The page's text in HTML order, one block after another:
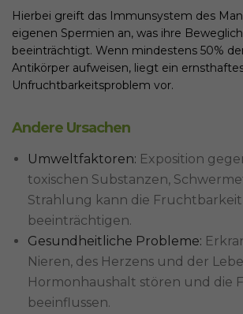
Hierbei greift das Immunsystem des
eigenen Spermien an, was ihre
beeinträchtigt. Wenn mindestens 50%
Antikörper aufweisen, liegt ein
Unfruchtbarkeitsproblem vor.
Andere Ursachen
Umweltfaktoren: Exposition
toxischen Substanzen,
Strahlung kann die Fruchtbarkeit
beeinträchtigen.
Gesundheitliche Probleme:
Nieren, des Herzens und der
Hormonhaushalt stören und die
beeinflussen.